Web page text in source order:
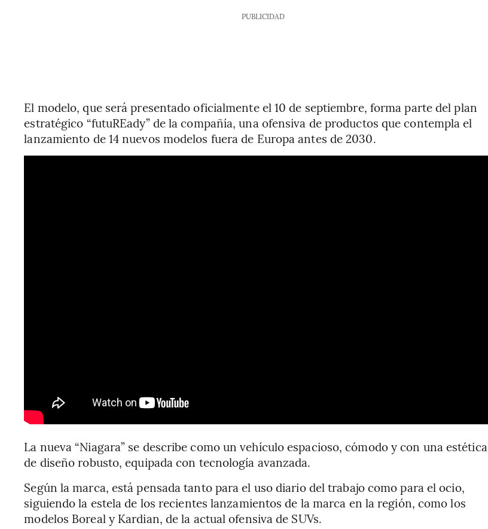
PUBLICIDAD
El modelo, que será presentado oficialmente el 10 de septiembre, forma parte del plan
estratégico “futuREady” de la compañía, una ofensiva de productos que contempla el
lanzamiento de 14 nuevos modelos fuera de Europa antes de 2030.
La nueva “Niagara” se describe como un vehículo espacioso, cómodo y con una estética
de diseño robusto, equipada con tecnología avanzada.
Según la marca, está pensada tanto para el uso diario del trabajo como para el ocio,
siguiendo la estela de los recientes lanzamientos de la marca en la región, como los
modelos Boreal y Kardian, de la actual ofensiva de SUVs.